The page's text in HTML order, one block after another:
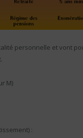
personnelle et vont
M)
: